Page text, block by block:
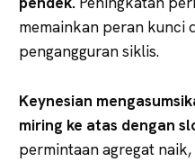
memainkan peran kunci
pengangguran siklis.
Keynesian
miring ke atas dengan
permintaan agregat